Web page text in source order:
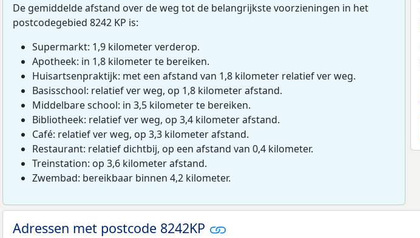
De gemiddelde afstand over de weg tot de belangrijkste voorzieningen in het
postcodegebied 8242 KP is:
Supermarkt: 1,9 kilometer verderop.
Apotheek: in 1,8 kilometer te bereiken.
Huisartsenpraktijk: met een afstand van 1,8 kilometer relatief ver weg.
Basisschool: relatief ver weg, op 1,8 kilometer afstand.
Middelbare school: in 3,5 kilometer te bereiken.
Bibliotheek: relatief ver weg, op 3,4 kilometer afstand.
Café: relatief ver weg, op 3,3 kilometer afstand.
Restaurant: relatief dichtbij, op een afstand van 0,4 kilometer.
Treinstation: op 3,6 kilometer afstand.
Zwembad: bereikbaar binnen 4,2 kilometer.
Adressen met postcode 8242KP